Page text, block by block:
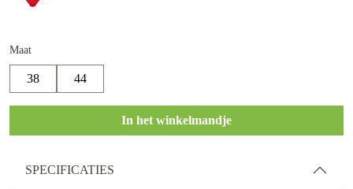
Maat
38 44
In het winkelmandje
SPECIFICATIES